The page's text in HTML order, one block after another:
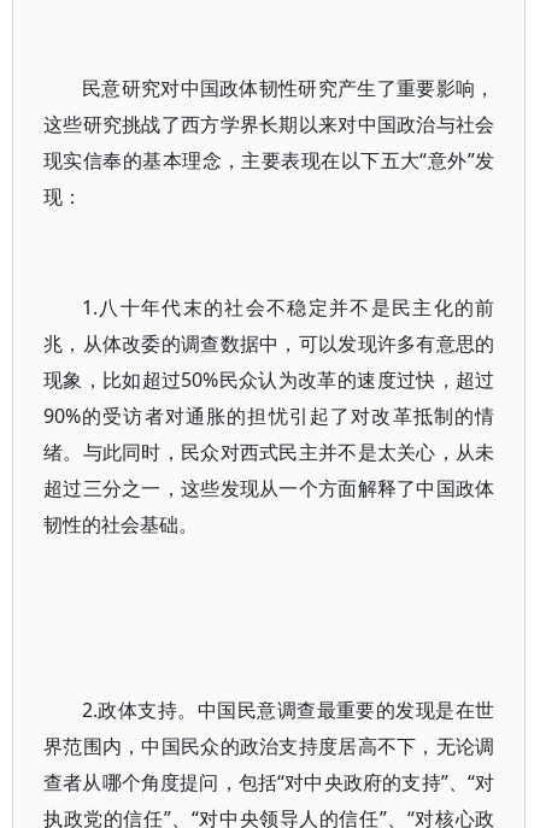
民意研究对中国政体韧性研究产生了重要影响，
这些研究挑战了西方学界长期以来对中国政治与社会
现实信奉的基本理念，主要表现在以下五大“意外”发
现：
1.八十年代末的社会不稳定并不是民主化的前
兆，从体改委的调查数据中，可以发现许多有意思的
现象，比如超过50%民众认为改革的速度过快，超过
90%的受访者对通胀的担忧引起了对改革抵制的情
绪。与此同时，民众对西式民主并不是太关心，从未
超过三分之一，这些发现从一个方面解释了中国政体
韧性的社会基础。
2.政体支持。中国民意调查最重要的发现是在世
界范围内，中国民众的政治支持度居高不下，无论调
查者从哪个角度提问，包括“对中央政府的支持”、“对
执政党的信任”、“对中央领导人的信任”、“对核心政